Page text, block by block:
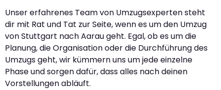
Unser erfahrenes Team von Umzugsexperten steht
dir mit Rat und Tat zur Seite, wenn es um den Umzug
von Stuttgart nach Aarau geht. Egal, ob es um die
Planung, die Organisation oder die Durchführung des
Umzugs geht, wir kümmern uns um jede einzelne
Phase und sorgen dafür, dass alles nach deinen
Vorstellungen abläuft.